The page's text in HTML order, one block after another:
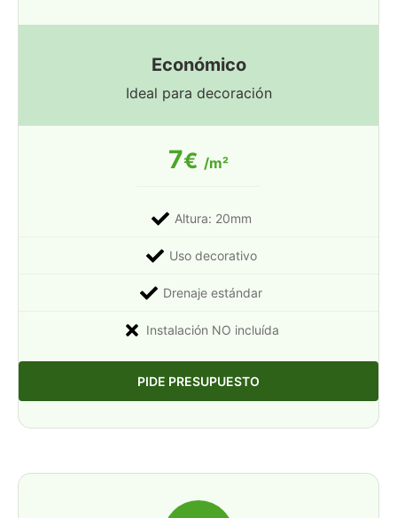
Económico
Ideal para decoración
7€ /m²
Altura: 20mm
Uso decorativo
Drenaje estándar
Instalación NO incluída
PIDE PRESUPUESTO